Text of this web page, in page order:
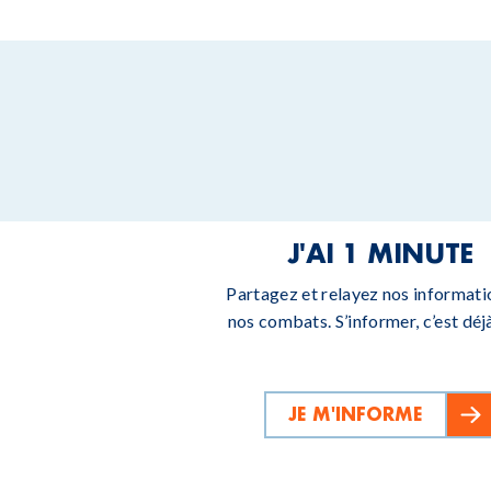
J'AI 1 MINUTE
Partagez et relayez nos
nos combats. S’informer, c’est
JE M'INFORME